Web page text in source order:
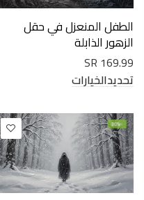
الطفل المنعزل في حقل
الزهور الذابلة
169.99 SR
تحديدالخيارات
-30%